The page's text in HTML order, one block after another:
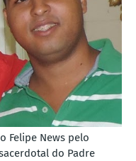
Felipe News pelo
do Padre